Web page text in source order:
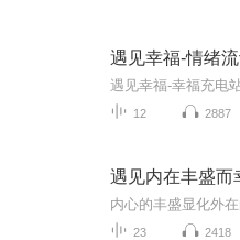
遇见幸福-情绪
12 2887
遇见内在丰盛而
内心的丰盛显化外
23 2418